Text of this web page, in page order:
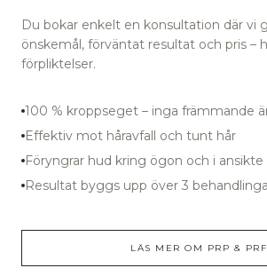
Du bokar enkelt en konsultation där vi
önskemål, förväntat resultat och pris –
förpliktelser.
100 % kroppseget – inga främmande
Effektiv mot håravfall och tunt hår
Föryngrar hud kring ögon och i ansikte
Resultat byggs upp över 3
LÄS MER OM PRP & PRF